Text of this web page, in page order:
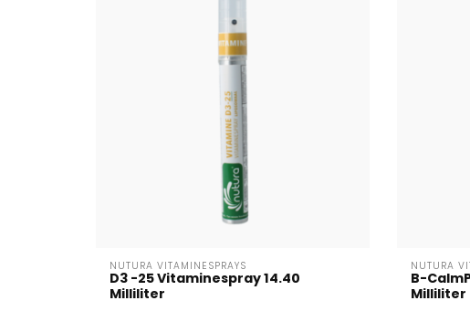
NUTURA VITAMINESPRAYS
D3 -25 Vitaminespray 14.40
Milliliter
NUTURA
B-
Milliliter